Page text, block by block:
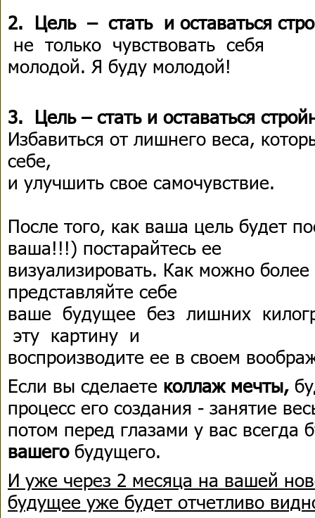
2. Цель – стать и оставаться
не только чувствовать себя
молодой. Я буду молодой!
3. Цель – стать и оставаться
Избавиться от лишнего веса,
себе,
и улучшить свое самочувствие.
После того, как ваша цель будет
ваша!!!) постарайтесь ее
визуализировать. Как можно более
представляйте себе
ваше будущее без лишних
эту картину и
воспроизводите ее в своем
Если вы сделаете коллаж мечты,
процесс его создания - занятие
потом перед глазами у вас всегда
вашегобудущего.
И уже через 2 месяца на вашей
будущее уже будет отчетливо